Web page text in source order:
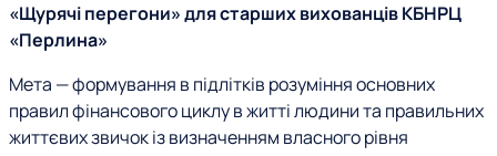
«Щурячі перегони» для старших вихованців КБНРЦ
«Перлина»
Мета — формування в підлітків розуміння основних
правил фінансового циклу в житті людини та правильних
життєвих звичок із визначенням власного рівня